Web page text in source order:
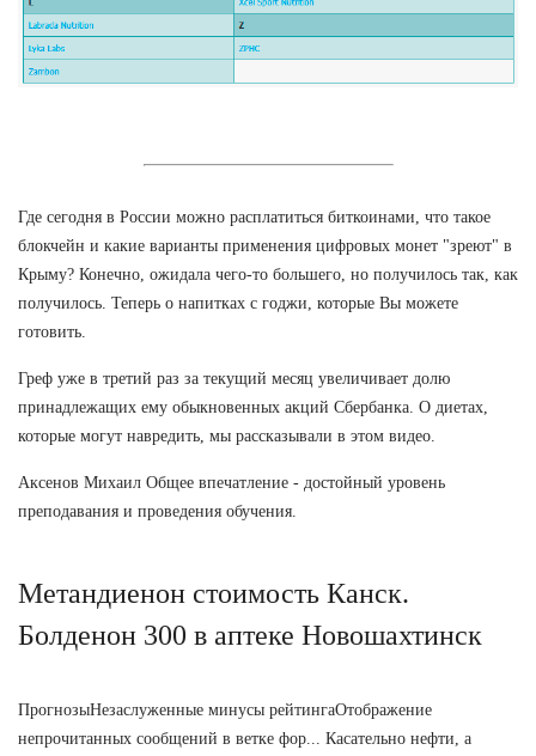
Где сегодня в России можно расплатиться биткоинами, что такое
блокчейн и какие варианты применения цифровых монет "зреют" в
Крыму? Конечно, ожидала чего-то большего, но получилось так, как
получилось. Теперь о напитках с годжи, которые Вы можете
готовить.
Греф уже в третий раз за текущий месяц увеличивает долю
принадлежащих ему обыкновенных акций Сбербанка. О диетах,
которые могут навредить, мы рассказывали в этом видео.
Аксенов Михаил Общее впечатление - достойный уровень
преподавания и проведения обучения.
Метандиенон стоимость Канск.
Болденон 300 в аптеке Новошахтинск
ПрогнозыНезаслуженные минусы рейтингаОтображение
непрочитанных сообщений в ветке фор... Касательно нефти, а